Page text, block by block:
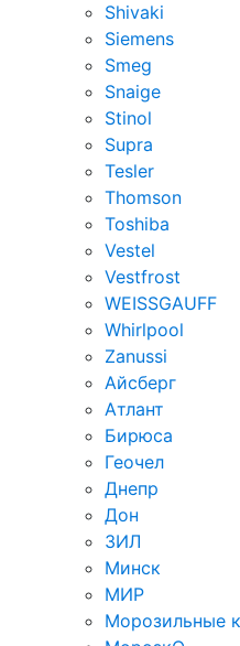
Shivaki
Siemens
Smeg
Snaige
Stinol
Supra
Tesler
Thomson
Toshiba
Vestel
Vestfrost
WEISSGAUFF
Whirlpool
Zanussi
Айсберг
Атлант
Бирюса
Геочел
Днепр
Дон
ЗИЛ
Минск
МИР
Морозильные